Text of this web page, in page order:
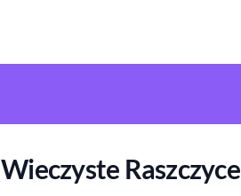
Raszczyce